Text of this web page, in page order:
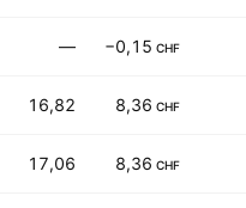
— −0,15 CHF
16,82 8,36 CHF
17,06 8,36 CHF